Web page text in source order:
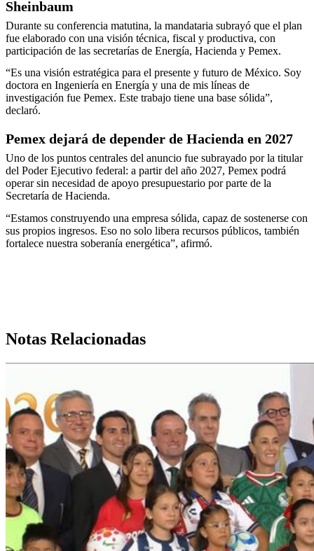
Sheinbaum
Durante su conferencia matutina, la mandataria subrayó que el plan
fue elaborado con una visión técnica, fiscal y productiva, con
participación de las secretarías de Energía, Hacienda y Pemex.
“Es una visión estratégica para el presente y futuro de México. Soy
doctora en Ingeniería en Energía y una de mis líneas de
investigación fue Pemex. Este trabajo tiene una base sólida”,
declaró.
Pemex dejará de depender de Hacienda en 2027
Uno de los puntos centrales del anuncio fue subrayado por la titular
del Poder Ejecutivo federal: a partir del año 2027, Pemex podrá
operar sin necesidad de apoyo presupuestario por parte de la
Secretaría de Hacienda.
“Estamos construyendo una empresa sólida, capaz de sostenerse con
sus propios ingresos. Eso no solo libera recursos públicos, también
fortalece nuestra soberanía energética”, afirmó.
Notas Relacionadas